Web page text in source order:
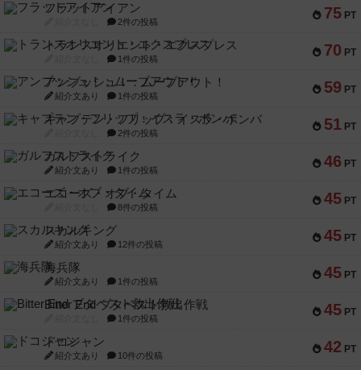
75 PT
フラットアイアン
2件の投稿
70 PT
トランスオリエント・エクスプレス
1件の投稿
59 PT
アンブッシュ！：ムーブアウト！
紹介文あり 1件の投稿
51 PT
キャプテン・フリップ：イスラ・ボンバ
2件の投稿
46 PT
ガルフストライク
紹介文あり 1件の投稿
45 PT
エコーズ・オブ・タイム
8件の投稿
45 PT
スカルキング
紹介文あり 12件の投稿
45 PT
海兵隊
紹介文あり 1件の投稿
45 PT
Bitter End ブタペスト救出作戦
1件の投稿
42 PT
ドコジャン
紹介文あり 10件の投稿